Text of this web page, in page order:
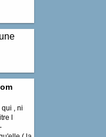
, ni
l